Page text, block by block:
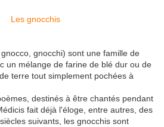
gnocchi) sont une famille de
un mélange de farine de blé dur ou de
terre tout simplement pochées à
destinés à être chantés pendant
fait déjà l'éloge, entre autres, des
suivants, les gnocchis sont